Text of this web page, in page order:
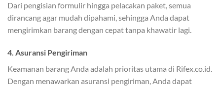
Dari pengisian formulir hingga pelacakan paket, semua
dirancang agar mudah dipahami, sehingga Anda dapat
mengirimkan barang dengan cepat tanpa khawatir lagi.
4. Asuransi Pengiriman
Keamanan barang Anda adalah prioritas utama di Rifex.co.id.
Dengan menawarkan asuransi pengiriman, Anda dapat